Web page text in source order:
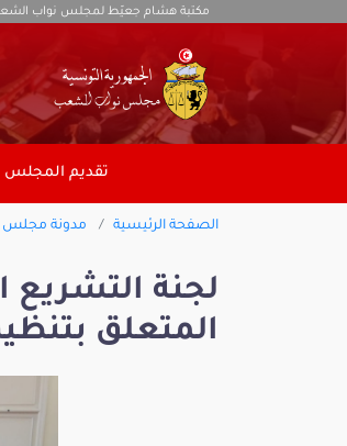
مكتبة هشام جعيّط لمجلس نواب
تقديم المجلس
الصفحة الرئيسية مدونة مجلس
لجنة التشريع
المتعلق